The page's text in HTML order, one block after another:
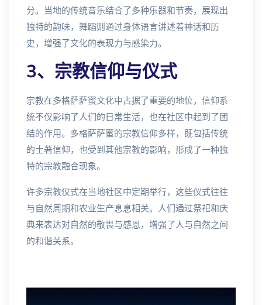
分。当地的传统音乐结合了多种乐器和节奏，展现出
独特的韵味，舞蹈则通过身体语言讲述着神话和历
史，增强了文化的表现力与感染力。
3、宗教信仰与仪式
宗教在多格萨萨蜜文化中占据了重要的地位，信仰系
统不仅影响了人们的日常生活，也在社区中起到了团
结的作用。多格萨萨蜜的宗教信仰多样，既包括传统
的土著信仰，也受到其他宗教的影响，形成了一种独
特的宗教融合现象。
许多宗教仪式在当地社区中定期举行，这些仪式往往
与自然周期和农业生产息息相关。人们通过祭祀和庆
典来表达对自然的敬畏与感恩，增强了人与自然之间
的和谐关系。